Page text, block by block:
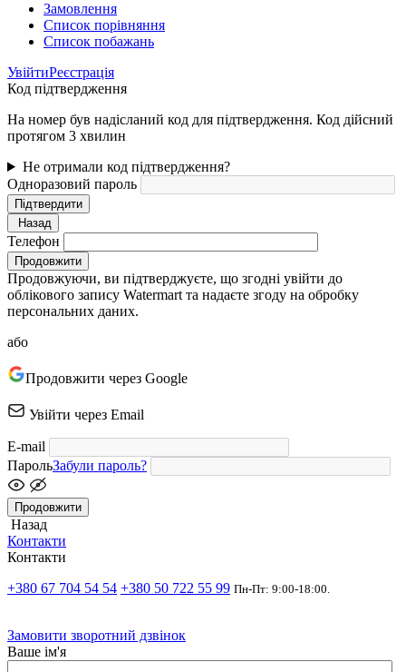
Замовлення
Cписок порівняння
Список побажань
УвійтиРеєстрація
Код підтвердження
На номер був надісланий код для підтвердження. Код дійсний
протягом 3 хвилин
Не отримали код підтвердження?
Одноразовий пароль
Підтвердити
Назад
Телефон
Продовжити
Продовжуючи, ви підтверджуєте, що згодні увійти до
облікового запису Watermart та надаєте згоду на обробку
персональних даних.
або
Продовжити через Google
Увійти через Email
E-mail
ПарольЗабули пароль?
Продовжити
Назад
Контакти
Контакти
+380 67 704 54 54 +380 50 722 55 99 Пн-Пт: 9:00-18:00.
Замовити зворотний дзвінок
Ваше ім'я